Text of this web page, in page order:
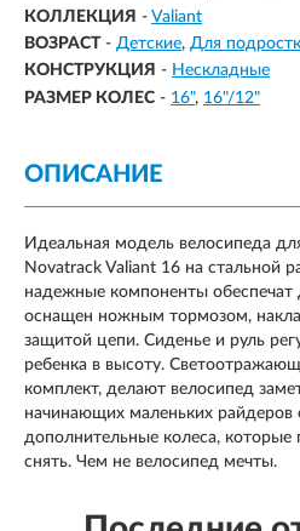
КОЛЛЕКЦИЯ - Valiant
ВОЗРАСТ - Детские Для
КОНСТРУКЦИЯ - Нескладные
РАЗМЕР КОЛЕС - 16" 16"/12"
ОПИСАНИЕ
Идеальная модель велосипеда
Novatrack Valiant 16 на стальной
надежные компоненты
оснащен ножным тормозом,
защитой цепи. Сиденье и руль
ребенка в высоту.
комплект, делают велосипед
начинающих маленьких райдеров
дополнительные колеса,
снять. Чем не велосипед мечты.